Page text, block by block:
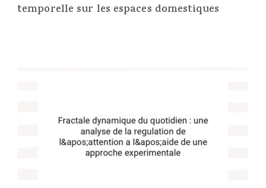
temporelle sur les espaces domestiques